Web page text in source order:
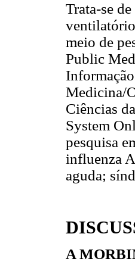
Trata-se
meio de
Public
Medicina/
Ciências
System
pesquisa
influenza
aguda;
A